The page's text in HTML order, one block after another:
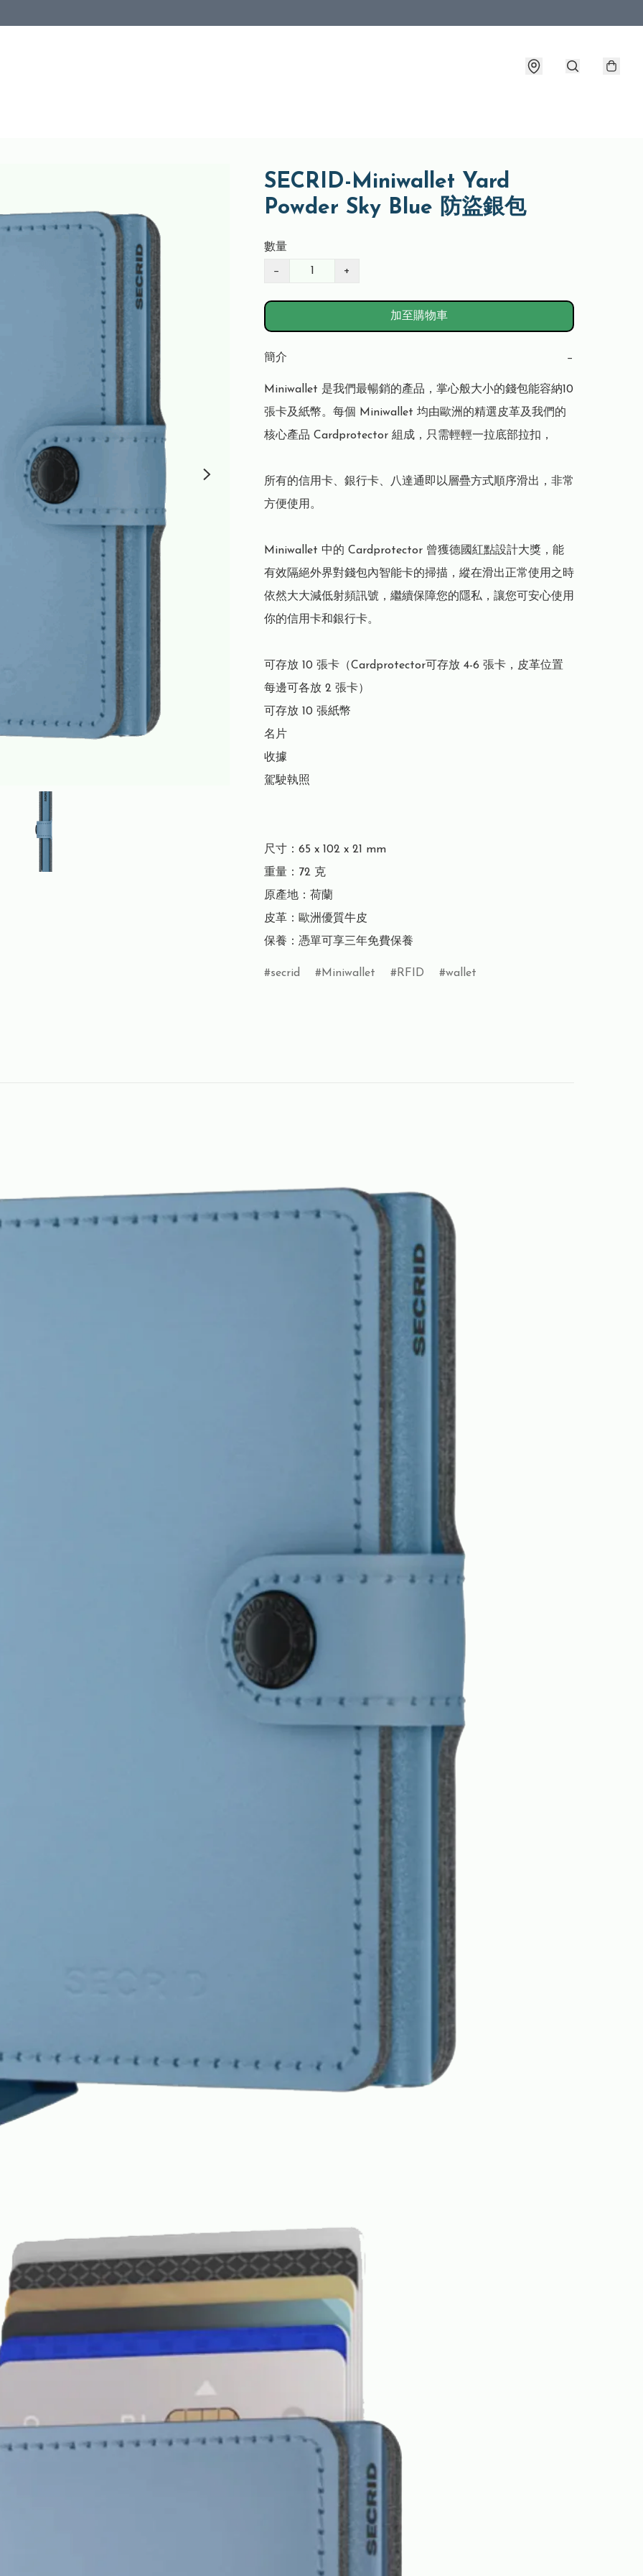
SECRID-Miniwallet Yard
Powder Sky Blue 防盜銀包
數量
− +
加至購物車
簡介 −
Miniwallet 是我們最暢銷的產品，掌心般大小的錢包能容納10
張卡及紙幣。每個 Miniwallet 均由歐洲的精選皮革及我們的
核心產品 Cardprotector 組成，只需輕輕一拉底部拉扣，
所有的信用卡、銀行卡、八達通即以層疊方式順序滑出，非常
方便使用。
Miniwallet 中的 Cardprotector 曾獲德國紅點設計大獎，能
有效隔絕外界對錢包內智能卡的掃描，縱在滑出正常使用之時
依然大大減低射頻訊號，繼續保障您的隱私，讓您可安心使用
你的信用卡和銀行卡。
可存放 10 張卡（Cardprotector可存放 4-6 張卡，皮革位置
每邊可各放 2 張卡）
可存放 10 張紙幣
名片
收據
駕駛執照
尺寸：65 x 102 x 21 mm
重量：72 克
原產地：荷蘭
皮革：歐洲優質牛皮
保養：憑單可享三年免費保養
secrid Miniwallet RFID wallet